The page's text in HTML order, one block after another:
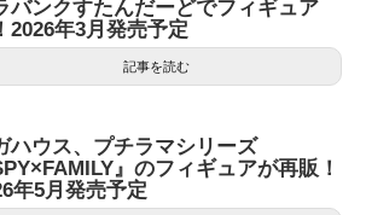
バンクすたんだーどでフィギュア
2026年3月発売予定
記事を読む
ハウス、プチラマシリーズ
』のフィギュアが再販！
年5月発売予定